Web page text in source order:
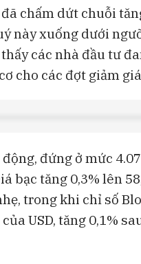
chấm dứt chuỗi
này xuống dưới
các nhà đầu tư
cho các đợt giảm
đứng ở mức
bạc tăng 0,3% lên
trong khi chỉ số
USD, tăng 0,1%